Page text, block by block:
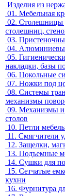
Изделия из
01. Мебельная
02. Столешницы
столешниц,
03.
04.
05.
накладки, базы
06. Цокольные
07. Ножки под
08. Системы
механизмы
09. Механизмы и
столов
10. Петли
11. Смягчители
12. Защелки,
13. Подъемные
14. Сушки для
15. Сетчатые
кухни
16. Фурнитура